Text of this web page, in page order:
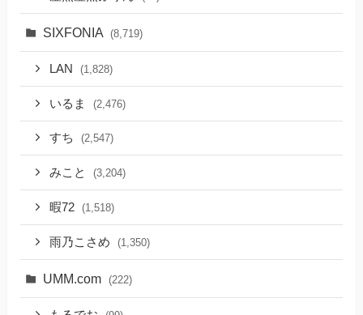
SIXFONIA (8,719)
LAN (1,828)
いるま (2,476)
すち (2,547)
みこと (3,204)
暇72 (1,518)
雨乃こさめ (1,350)
UMM.com (222)